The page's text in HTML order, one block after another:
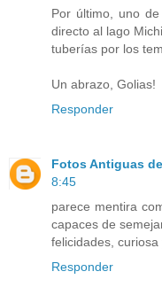
Por último, uno
directo al lago
tuberías por los
Un abrazo, Golias!
Responder
Fotos Antiguas
8:45
parece mentira
capaces de
felicidades,
Responder